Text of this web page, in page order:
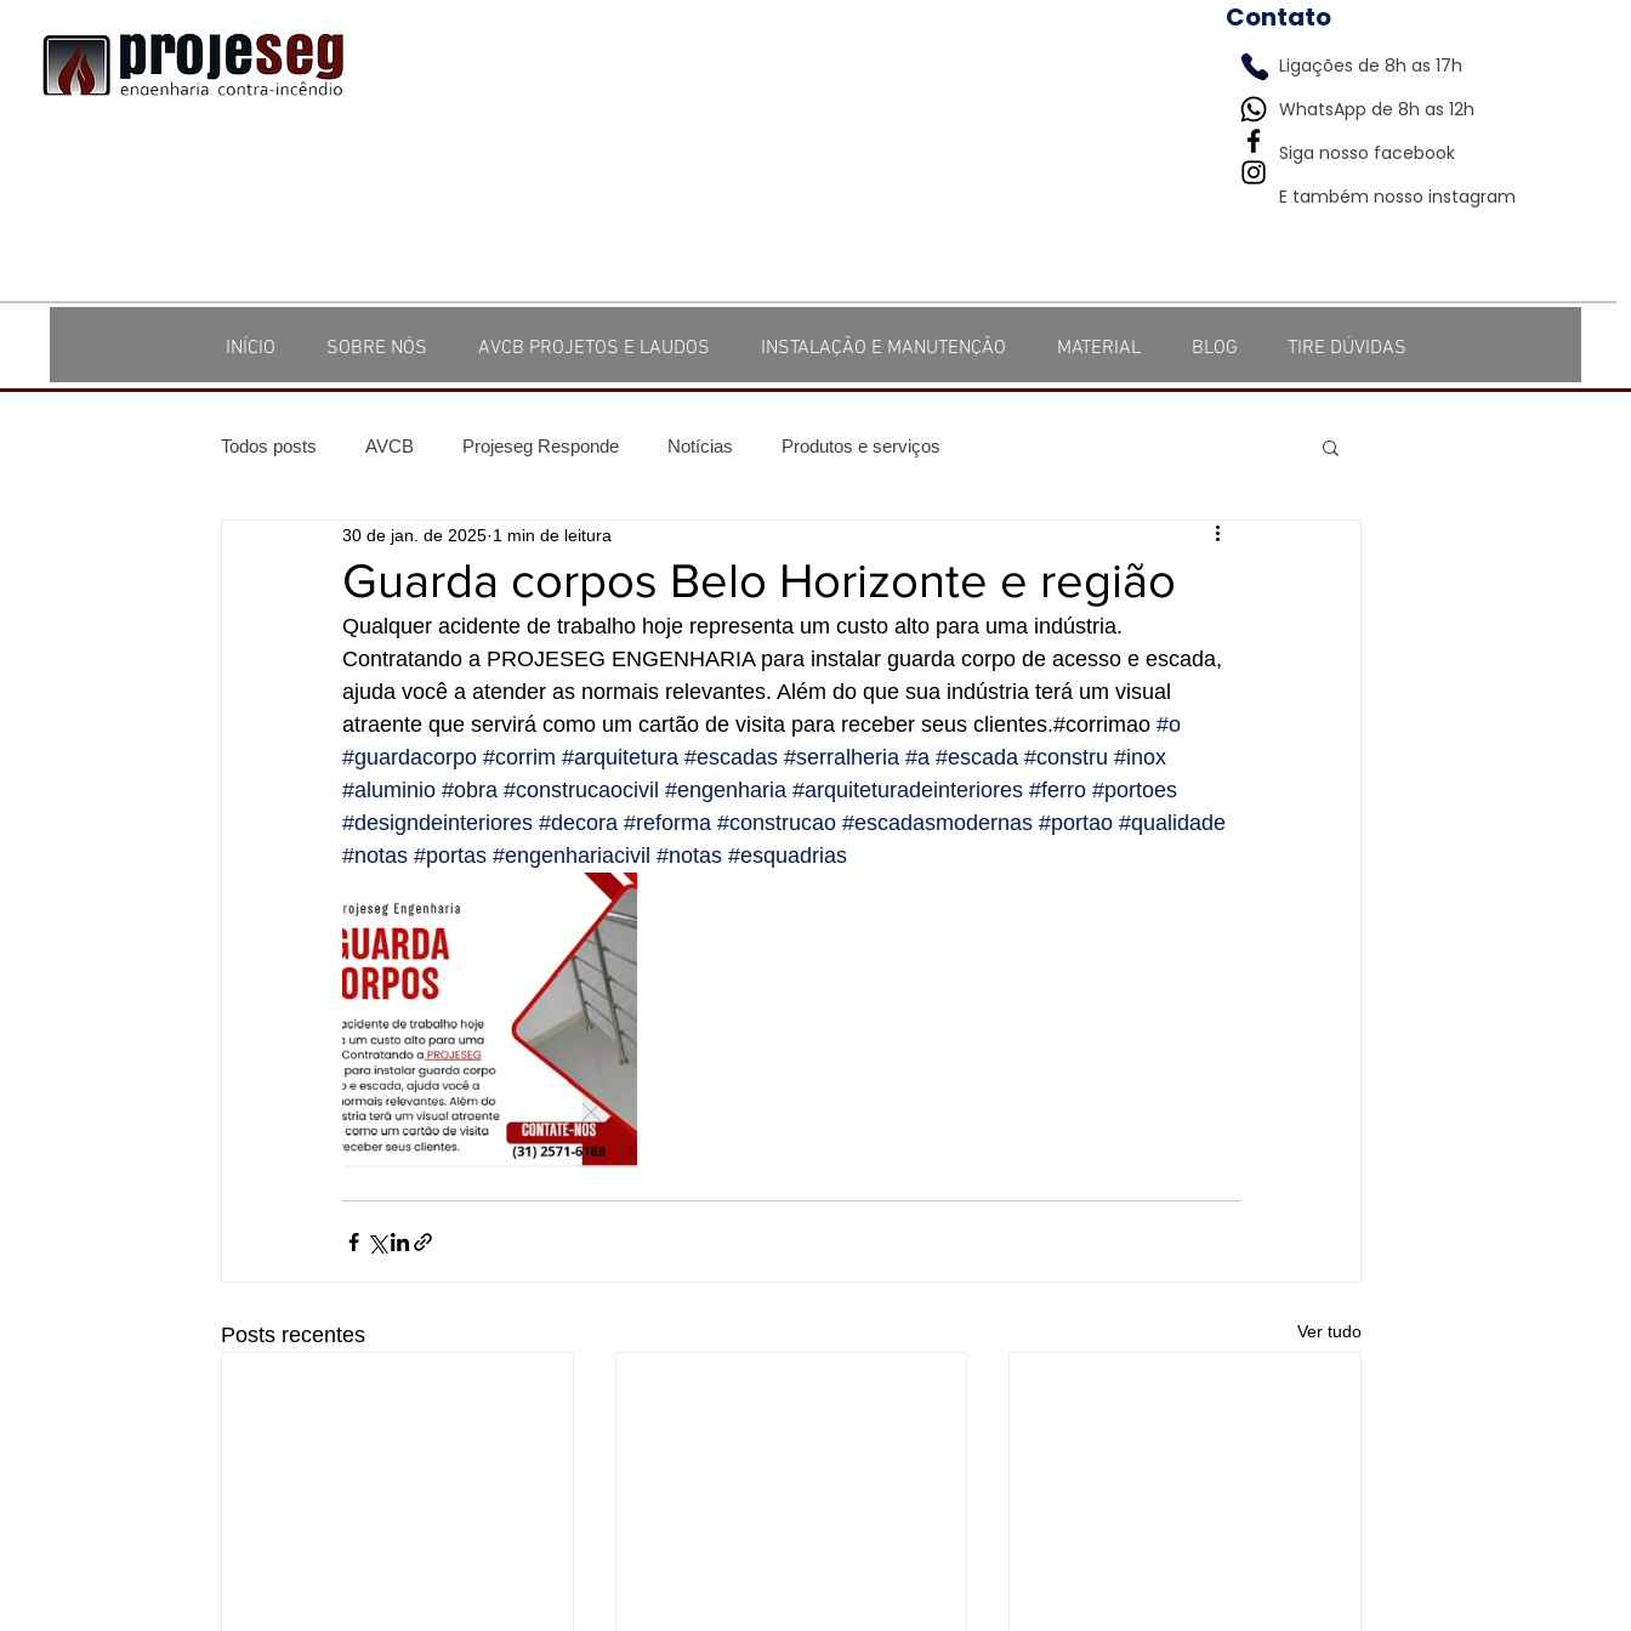
Contato
Ligações de 8h as 17h
WhatsApp de 8h as 12h
Siga nosso facebook
E também nosso instagram
INÍCIO SOBRE NÓS AVCB PROJETOS E LAUDOS INSTALAÇÃO E MANUTENÇÃO MATERIAL BLOG TIRE DÚVIDAS
Todos posts AVCB Projeseg Responde Notícias Produtos e serviços
Guarda corpos Belo Horizonte e região
30 de jan. de 2025 1 min de leitura
Qualquer acidente de trabalho hoje representa um custo alto para uma indústria.
Contratando a PROJESEG ENGENHARIA para instalar guarda corpo de acesso e escada,
ajuda você a atender as normais relevantes. Além do que sua indústria terá um visual
atraente que servirá como um cartão de visita para receber seus clientes.#corrimao #o
#guardacorpo #corrim #arquitetura #escadas #serralheria #a #escada #constru #inox
#aluminio #obra #construcaocivil #engenharia #arquiteturadeinteriores #ferro #portoes
#designdeinteriores #decora #reforma #construcao #escadasmodernas #portao #qualidade
#notas #portas #engenhariacivil #notas #esquadrias
Posts recentes Ver tudo